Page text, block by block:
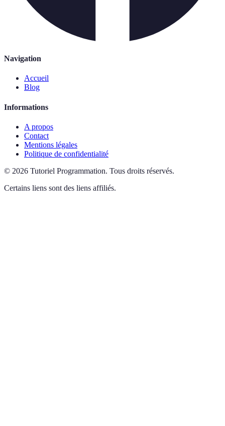
Navigation
Accueil
Blog
Informations
A propos
Contact
Mentions légales
Politique de confidentialité
© 2026 Tutoriel Programmation. Tous droits réservés.
Certains liens sont des liens affiliés.